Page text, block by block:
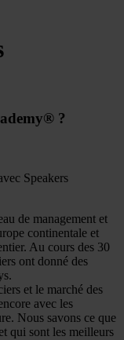
?
Speakers
de management et
continentale et
Au cours des 30
ont donné des
et le marché des
avec les
Nous savons ce que
qui sont les meilleurs